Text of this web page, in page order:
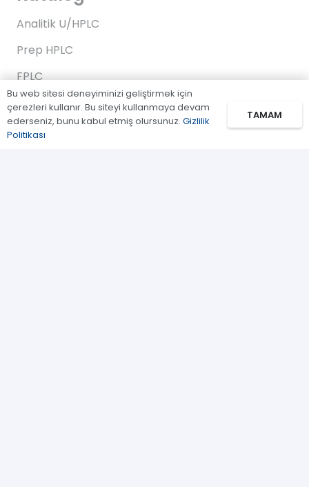
Analitik U/HPLC
Prep HPLC
FPLC
Gaz Kromatografi
Standartlar/Reaktifler
Bu web sitesi deneyiminizi geliştirmek için
çerezleri kullanır. Bu siteyi kullanmaya devam
ederseniz, bunu kabul etmiş olursunuz. Gizlilik
Politikası
TAMAM